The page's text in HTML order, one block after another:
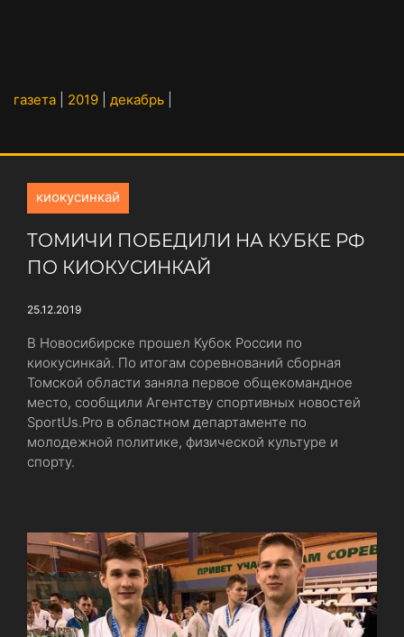
газета 2019 декабрь
киокусинкай
ТОМИЧИ ПОБЕДИЛИ НА КУБКЕ РФ
ПО КИОКУСИНКАЙ
25.12.2019
В Новосибирске прошел Кубок России по
киокусинкай. По итогам соревнований сборная
Томской области заняла первое общекомандное
место, сообщили Агентству спортивных новостей
SportUs.Pro в областном департаменте по
молодежной политике, физической культуре и
спорту.